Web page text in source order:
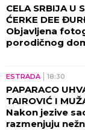
CELA SRBIJA U
ĆERKE DEE
Objavljena
porodičnog
ESTRADA 18:30
PAPARACO
TAIROVIĆ I
Nakon jezive
razmenjuju